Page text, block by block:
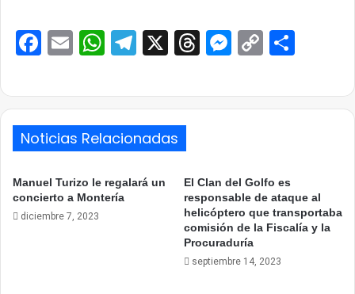
Facebook
EmailWhatsApp
Telegram
X ThreadsCopy
Noticias Relacionadas
Manuel Turizo le regalará un
concierto a Montería
diciembre 7, 2023
El Clan del Golfo es
responsable de ataque al
helicóptero que transportaba
comisión de la Fiscalía y la
Procuraduría
septiembre 14, 2023